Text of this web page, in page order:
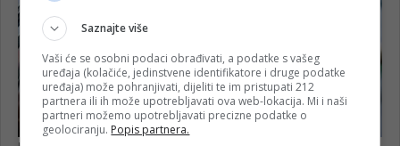
Saznajte više
Vaši će se osobni podaci obrađivati, a podatke s vašeg
uređaja (kolačiće, jedinstvene identifikatore i druge podatke
uređaja) može pohranjivati, dijeliti te im pristupati 212
partnera ili ih može upotrebljavati ova web-lokacija. Mi i naši
partneri možemo upotrebljavati precizne podatke o
geolociranju. Popis partnera.